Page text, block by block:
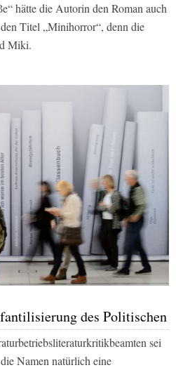
hätte die Autorin den Roman auch
Titel „Minihorror“, denn die
Miki.
des Politischen
sei
Namen natürlich eine